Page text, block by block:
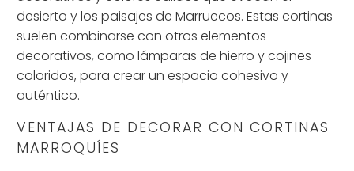
desierto y los paisajes de Marruecos. Estas cortinas
suelen combinarse con otros elementos
decorativos, como lámparas de hierro y cojines
coloridos, para crear un espacio cohesivo y
auténtico.
VENTAJAS DE DECORAR CON CORTINAS
MARROQUÍES